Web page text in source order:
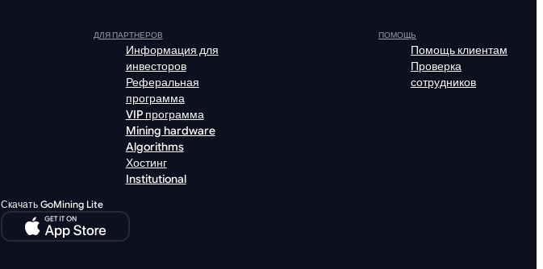
ДЛЯ ПАРТНЕРОВ
Информация для
инвесторов
Реферальная
программа
VIP программа
Mining hardware
Algorithms
Хостинг
Institutional
ПОМОЩЬ
Помощь клиентам
Проверка
сотрудников
Скачать GoMining Lite